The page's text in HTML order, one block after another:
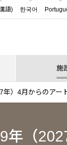
語) 한국어
施
年）4月からのアー
年（